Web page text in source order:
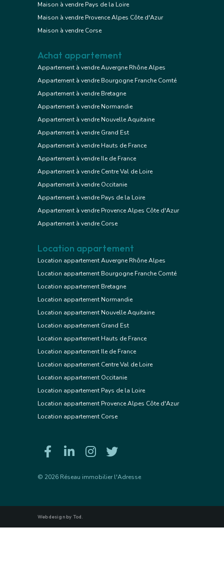
© 2026 Réseau immobilier l'Adresse
Maison à vendre Pays de la Loire
Maison à vendre Provence Alpes Côte d'Azur
Maison à vendre Corse
Achat appartement
Appartement à vendre Auvergne Rhône Alpes
Appartement à vendre Bourgogne Franche Comté
Appartement à vendre Bretagne
Appartement à vendre Normandie
Appartement à vendre Nouvelle Aquitaine
Appartement à vendre Grand Est
Appartement à vendre Hauts de France
Appartement à vendre Ile de France
Appartement à vendre Centre Val de Loire
Appartement à vendre Occitanie
Appartement à vendre Pays de la Loire
Appartement à vendre Provence Alpes Côte d'Azur
Appartement à vendre Corse
Location appartement
Location appartement Auvergne Rhône Alpes
Location appartement Bourgogne Franche Comté
Location appartement Bretagne
Location appartement Normandie
Location appartement Nouvelle Aquitaine
Location appartement Grand Est
Location appartement Hauts de France
Location appartement Ile de France
Location appartement Centre Val de Loire
Location appartement Occitanie
Location appartement Pays de la Loire
Location appartement Provence Alpes Côte d'Azur
Location appartement Corse
Webdesign by Tod.